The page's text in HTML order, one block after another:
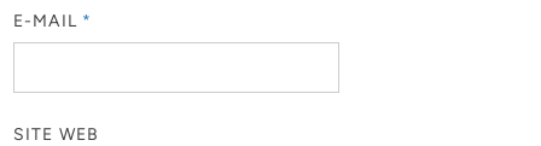
E-MAIL *
SITE WEB